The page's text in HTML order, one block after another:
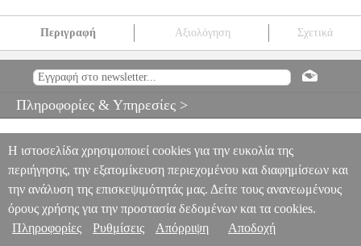
Περιγραφή Αξιολόγηση Σχετικά
FASCIMILE OF THE AUTOGRAPH)
MSC.600206
ΒΙΒΛΙΑ ΕΓΧΟΡΔΩΝ BACH J.S. - SUITE A-MOLL BWV 995
Πληροφορίες & Υπηρεσίες >
Η ιστοσελίδα χρησιμοποιεί cookies για την ευκολία της
περιήγησης, την εξατομίκευση περιεχομένου και διαφημίσεων και
την ανάλυση της επισκεψιμότητάς μας. Δείτε τους ανανεωμένους
όρους χρήσης για την προστασία δεδομένων και τα cookies.
Πληροφορίες
Ρυθμίσεις Απόρριψη Αποδοχή